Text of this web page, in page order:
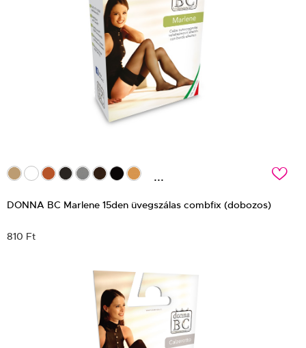
... c
DONNA BC Marlene 15den üvegszálas combfix (dobozos)
810 Ft